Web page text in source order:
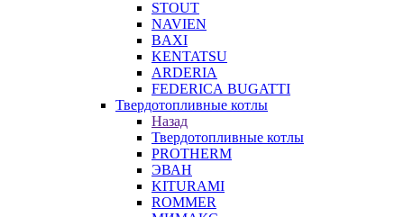
STOUT
NAVIEN
BAXI
KENTATSU
ARDERIA
FEDERICА BUGATTI
Твердотопливные котлы
Назад
Твердотопливные котлы
PROTHERM
ЭВАН
KITURAMI
ROMMER